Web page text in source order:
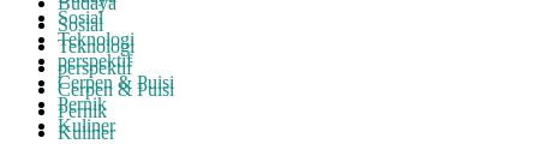
Sosial
Teknologi
perspektif
Cerpen & Puisi
Pernik
Kuliner
Sosial
Teknologi
perspektif
Cerpen & Puisi
Pernik
Kuliner